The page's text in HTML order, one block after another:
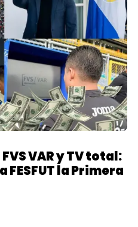
VAR y TV total:
la Primera